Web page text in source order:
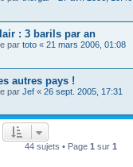
: 3 barils par an
par toto « 21 mars 2006, 01:08
autres pays !
par Jef « 26 sept. 2005, 17:31
44 sujets • Page 1 sur 1